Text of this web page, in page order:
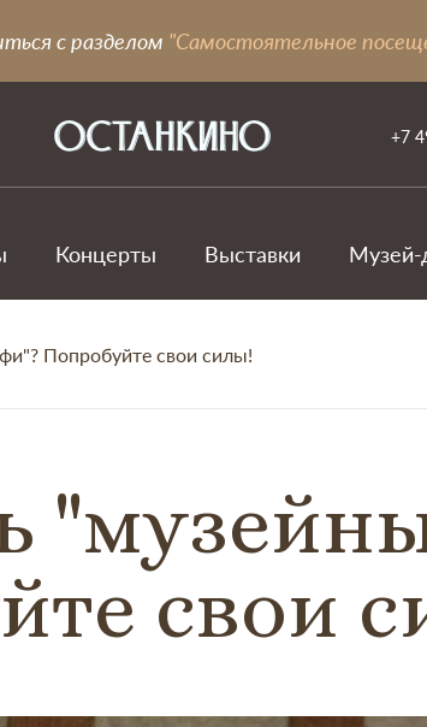
с разделом "Самостоятельное
+7
Концерты Выставки Музей-
Попробуйте свои силы!
свои